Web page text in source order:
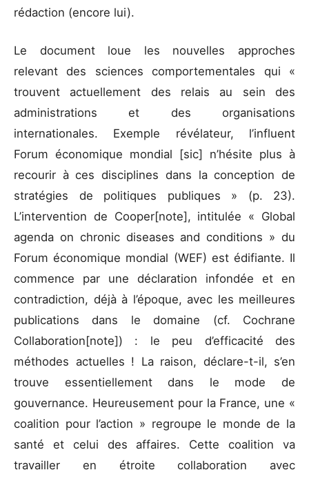
rédaction (encore lui).
Le document loue les nouvelles approches
relevant des sciences comportementales qui «
trouvent actuellement des relais au sein des
administrations et des organisations
internationales. Exemple révélateur, l’influent
Forum économique mondial [sic] n’hésite plus à
recourir à ces disciplines dans la conception de
stratégies de politiques publiques » (p. 23).
L’intervention de Cooper[note], intitulée « Global
agenda on chronic diseases and conditions » du
Forum économique mondial (WEF) est édifiante. Il
commence par une déclaration infondée et en
contradiction, déjà à l’époque, avec les meilleures
publications dans le domaine (cf. Cochrane
Collaboration[note]) : le peu d’efficacité des
méthodes actuelles ! La raison, déclare-t-il, s’en
trouve essentiellement dans le mode de
gouvernance. Heureusement pour la France, une «
coalition pour l’action » regroupe le monde de la
santé et celui des affaires. Cette coalition va
travailler en étroite collaboration avec